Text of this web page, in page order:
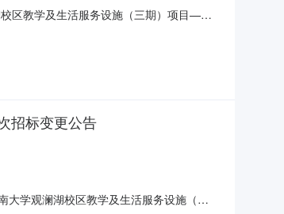
区教学及生活服务设施（三期）项目—学
（三期）项目—学生宿舍+留学生公寓组
招标变更公告
学观澜湖校区教学及生活服务设施（三